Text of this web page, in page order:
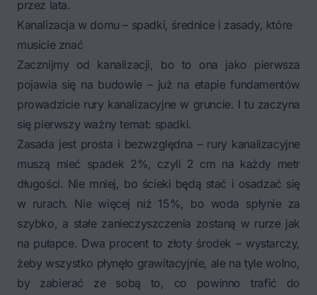
przez lata.
Kanalizacja w domu – spadki, średnice i zasady, które
musicie znać
Zacznijmy od kanalizacji, bo to ona jako pierwsza
pojawia się na budowie – już na etapie fundamentów
prowadzicie rury kanalizacyjne w gruncie. I tu zaczyna
się pierwszy ważny temat: spadki.
Zasada jest prosta i bezwzględna – rury kanalizacyjne
muszą mieć spadek 2%, czyli 2 cm na każdy metr
długości. Nie mniej, bo ścieki będą stać i osadzać się
w rurach. Nie więcej niż 15%, bo woda spłynie za
szybko, a stałe zanieczyszczenia zostaną w rurze jak
na pułapce. Dwa procent to złoty środek – wystarczy,
żeby wszystko płynęło grawitacyjnie, ale na tyle wolno,
by zabierać ze sobą to, co powinno trafić do